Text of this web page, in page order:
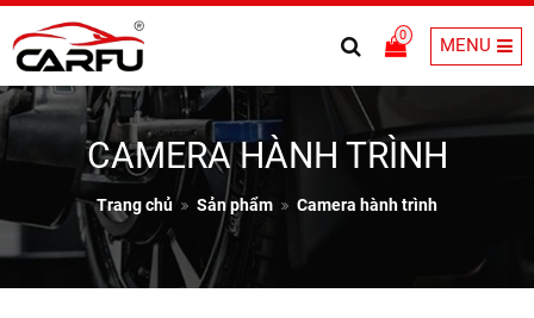
MENU
0
CAMERA HÀNH TRÌNH
Trang chủ Sản phẩm Camera hành trình